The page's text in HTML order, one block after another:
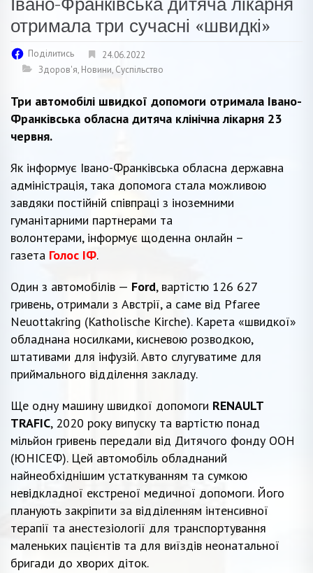
отримала три сучасні «швидкі»
Поділитись
24.06.2022
Здоров'я, Новини, Суспільство
Три автомобілі швидкої допомоги отримала Івано-
Франківська обласна дитяча клінічна лікарня 23
червня.
Як інформує Івано-Франківська обласна державна
адміністрація, така допомога стала можливою
завдяки постійній співпраці з іноземними
гуманітарними партнерами та
волонтерами, інформує щоденна онлайн –
газета Голос ІФ.
Один з автомобілів — Ford, вартістю 126 627
гривень, отримали з Австрії, а саме від Pfaree
Neuottakring (Katholische Kirche). Карета «швидкої»
обладнана носилками, кисневою розводкою,
штативами для інфузій. Авто слугуватиме для
приймального відділення закладу.
Ще одну машину швидкої допомоги RENAULT
TRAFIC, 2020 року випуску та вартістю понад
мільйон гривень передали від Дитячого фонду ООН
(ЮНІСЕФ). Цей автомобіль обладнаний
найнеобхіднішим устаткуванням та сумкою
невідкладної екстреної медичної допомоги. Його
планують закріпити за відділенням інтенсивної
терапії та анестезіології для транспортування
маленьких пацієнтів та для виїздів неонатальної
бригади до хворих діток.